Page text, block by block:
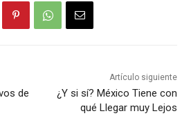
de
Artículo siguiente
¿Y si sí? México Tiene con
qué Llegar muy Lejos